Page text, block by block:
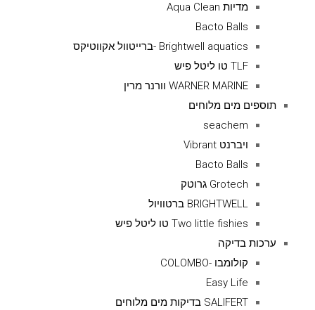
מדיות Aqua Clean
Bacto Balls
Brightwell aquatics -ברייטוול אקווטיקס
TLF טו ליטל פיש
WARNER MARINE וורנר מרין
תוספים מים מלוחים
seachem
ויברנט Vibrant
Bacto Balls
Grotech גרוטק
BRIGHTWELL ברטוויול
Two little fishies טו ליטל פיש
ערכות בדיקה
קולומבו -COLOMBO
Easy Life
SALIFERT בדיקות מים מלוחים